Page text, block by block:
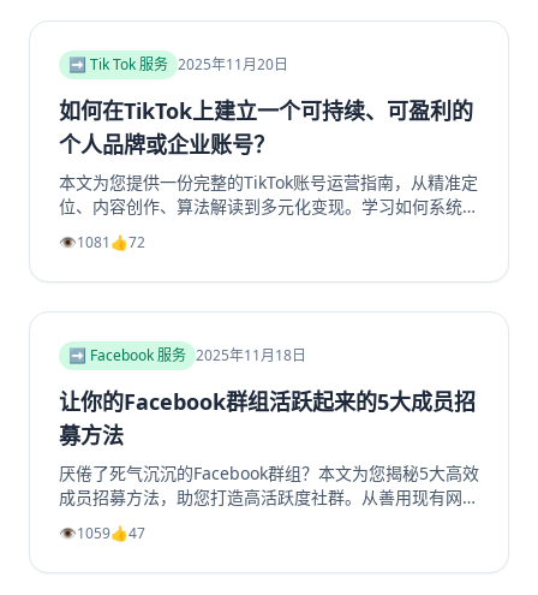
即了解如何提升你的YouTube视频收益！
➡️ Tik Tok 服务 2025年11月20日
如何在TikTok上建立一个可持续、可盈利的
个人品牌或企业账号？
本文为您提供一份完整的TikTok账号运营指南，从精准定
位、内容创作、算法解读到多元化变现。学习如何系统性
地构建一个具有持久生命力和盈利能力的TikTok个人品牌
或企业账号，避免常见陷阱，实现商业增长。掌握核心策
略，玩转TikTok营销。
👁️1081👍72
➡️ Facebook 服务 2025年11月18日
让你的Facebook群组活跃起来的5大成员招
募方法
厌倦了死气沉沉的Facebook群组？本文为您揭秘5大高效
成员招募方法，助您打造高活跃度社群。从善用现有网
络、优化群组资料，到利用Facebook生态系统内部引
流、创造高价值内容，再到策划专属活动，我们提供一步
步的实操指南。学习如何将精准用户转化为活跃成员，彻
👁️1059👍47